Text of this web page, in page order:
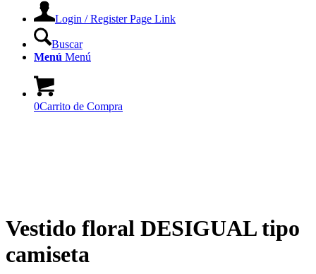
Login / Register Page Link
Buscar
Menú Menú
0Carrito de Compra
Vestido floral DESIGUAL tipo
camiseta